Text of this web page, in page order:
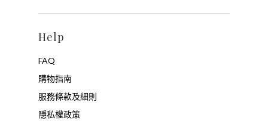
Help
FAQ
購物指南
服務條款及細則
隱私權政策